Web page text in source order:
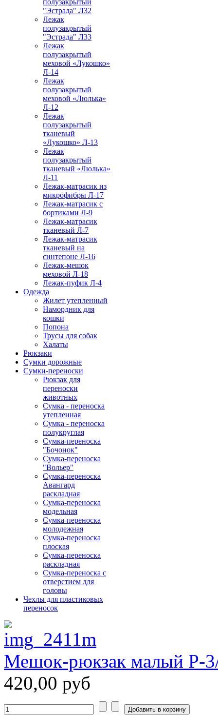
"Эстрада" Л32
Лежак
полузакрытый
"Эстрада" Л33
Лежак
полузакрытый
меховой «Лукошко»
Л-14
Лежак
полузакрытый
меховой «Люлька»
Л-12
Лежак
полузакрытый
тканевый
«Лукошко» Л-13
Лежак
полузакрытый
тканевый «Люлька»
Л-11
Лежак-матрасик из
микрофибры Л-17
Лежак-матрасик с
бортиками Л-9
Лежак-матрасик
тканевый Л-7
Лежак-матрасик
тканевый на
синтепоне Л-16
Лежак-мешок
меховой Л-18
Лежак-пуфик Л-4
Одежда
Жилет утепленный
Намордник для
кошки
Попона
Трусы для собак
Халаты
Рюкзаки
Сумки дорожные
Сумки-переноски
Рюкзак для
переноски
животных
Сумка - переноска
утепленная
Сумка - переноска
полукруглая
Сумка-переноска
"Бочонок"
Сумка-переноска
"Вольер"
Сумка-переноска
Авангард
раскладная
Сумка-переноска
модельная
Сумка-переноска
молодежная
Сумка-переноска
плоская
Сумка-переноска
раскладная
Сумка-переноска с
отверстием для
головы
Чехлы для пластиковых
переносок
Мешок-рюкзак малый Р-
420,00 руб